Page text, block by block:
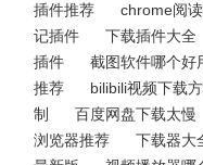
插件推荐
chrome阅
记插件
下载插件大全
插件
截图软件哪个好
推荐
bilibili视频下载
制
百度网盘下载太慢
浏览器推荐
下载器大